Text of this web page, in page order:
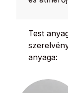
Test
anyaga: